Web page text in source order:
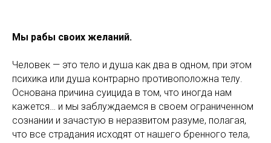
Мы рабы своих желаний.
Человек — это тело и душа как два в одном, при этом
психика или душа контрарно противоположна телу.
Основана причина суицида в том, что иногда нам
кажется… и мы заблуждаемся в своем ограниченном
сознании и зачастую в неразвитом разуме, полагая,
что все страдания исходят от нашего бренного тела,